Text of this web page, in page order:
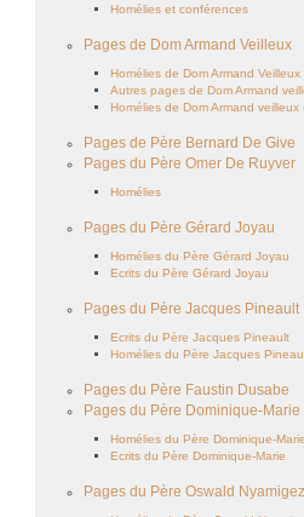
Homélies et conférences
Pages de Dom Armand Veilleux
Homélies de Dom Armand Veilleux
Autres pages de Dom Armand
Homélies de Dom Armand veilleux
Pages de Père Bernard De Give
Pages du Père Omer De Ruyver
Homélies
Pages du Père Gérard Joyau
Homélies du Père Gérard Joyau
Ecrits du Père Gérard Joyau
Pages du Père Jacques Pineault
Ecrits du Père Jacques Pineault
Homélies du Père Jacques
Pages du Père Faustin Dusabe
Pages du Père Dominique-Marie
Homélies du Père Dominique-Marie
Ecrits du Père Dominique-Marie
Pages du Père Oswald